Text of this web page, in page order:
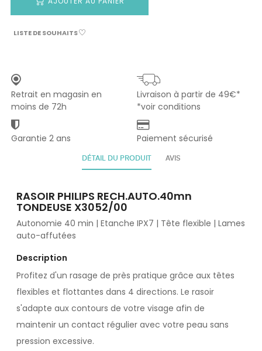
LISTE DE SOUHAITS
Retrait en magasin en
moins de 72h
Livraison à partir de 49€*
*voir conditions
Garantie 2 ans Paiement sécurisé
DÉTAIL DU PRODUIT AVIS
RASOIR PHILIPS RECH.AUTO.40mn
TONDEUSE X3052/00
Autonomie 40 min | Etanche IPX7 | Tête flexible | Lames
auto-affutées
Description
Profitez d'un rasage de près pratique grâce aux têtes
flexibles et flottantes dans 4 directions. Le rasoir
s'adapte aux contours de votre visage afin de
maintenir un contact régulier avec votre peau sans
pression excessive.